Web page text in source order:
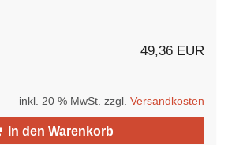
49,36 EUR
inkl. 20 % MwSt. zzgl. Versandkosten
In den Warenkorb